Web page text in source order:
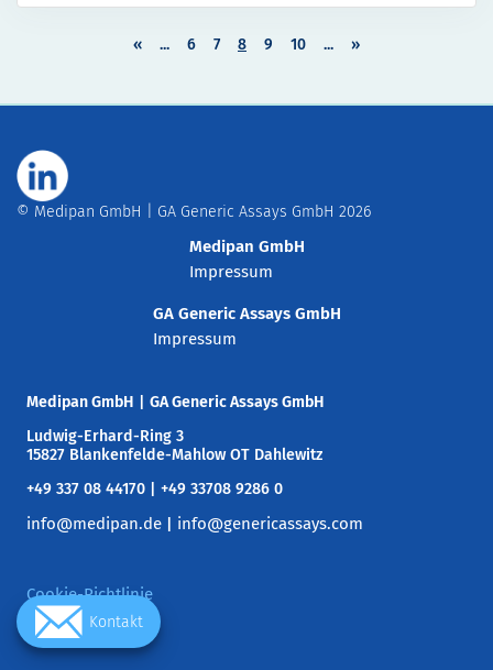
« ... 6 7 8 9 10 ... »
Medipan GmbH
GA Generic Assays GmbH
Ludwig-Erhard-Ring 3
15827 Blankenfelde-Mahlow OT Dahlewitz
+49 337 08 44170 | +49 33708 9286 0
info@medipan.de info@genericassays.com
Cookie-Richtlinie
Medipan GmbH
Impressum
GA Generic Assays GmbH
Impressum
© Medipan GmbH | GA Generic Assays GmbH 2026
Kontakt